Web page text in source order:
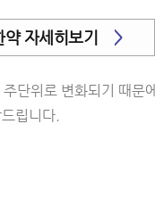
약 자세히보기 >
단위로 변화되기 때문
립니다.